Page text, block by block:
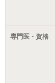
専門医・資格